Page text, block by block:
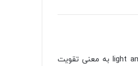
کلمه لیزر (LASER) مخفف عبارت light amplification by the stimulated emission of radiation به معنی تقویت